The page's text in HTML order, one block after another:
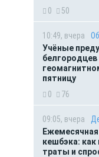
0
50
10:49, вчера
Учёные
пятницу
0
76
09:05, вчера
кешбэка:
траты и